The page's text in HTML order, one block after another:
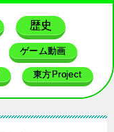
歴史
ゲーム動画
東方Project